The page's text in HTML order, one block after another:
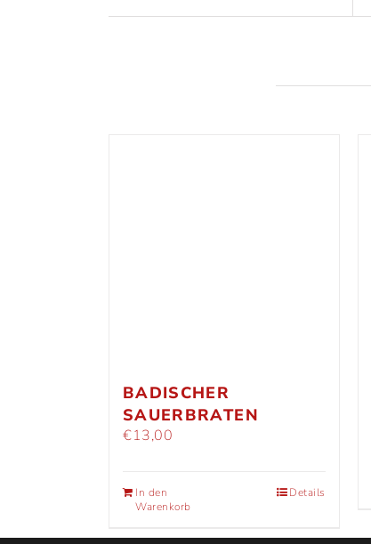
BADISCHER
SAUERBRATEN
€13,00
In den
Warenkorb
Details